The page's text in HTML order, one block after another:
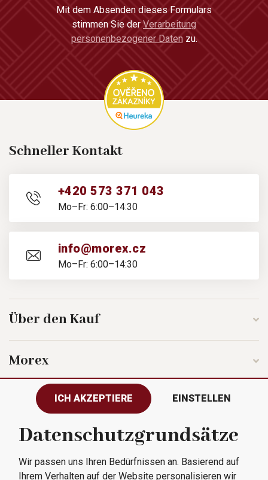
Mit dem Absenden dieses Formulars
stimmen Sie der Verarbeitung
personenbezogener Daten zu.
Schneller Kontakt
+420 573 371 043
Mo–Fr: 6:00–14:30
info@morex.cz
Mo–Fr: 6:00–14:30
Über den Kauf
Morex
Folgen Sie uns
Alle Rechte vorbehalten © 2023
ICH AKZEPTIERE EINSTELLEN
Datenschutzgrundsätze
Wir passen uns Ihren Bedürfnissen an. Basierend auf
Ihrem Verhalten auf der Website personalisieren wir